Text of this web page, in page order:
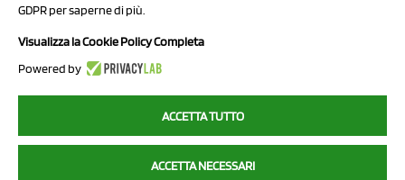
2023 NCX Drahorad srl - All rights reserved
myfruit.it è parte del network diNCX DRAHORAD
NCX Drahorad - Via Provinciale Vignola-Sassuolo 315/1 - 41057
GDPR per saperne di più.
Visualizza la Cookie Policy Completa
Powered by
ACCETTA TUTTO
ACCETTA NECESSARI